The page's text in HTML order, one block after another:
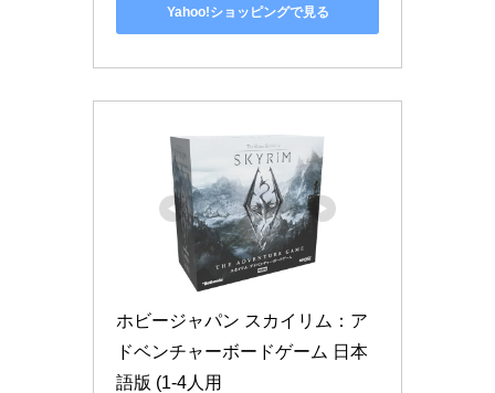
Yahoo!ショッピングで見る
ホビージャパン スカイリム：ア
ドベンチャーボードゲーム 日本
語版 (1-4人用